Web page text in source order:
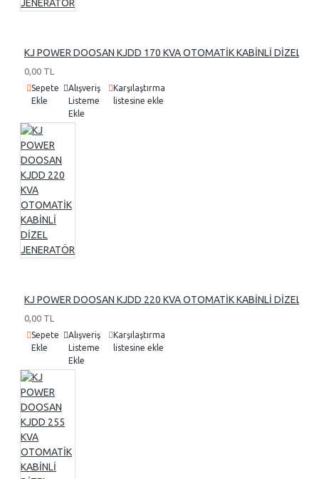
KJ POWER DOOSAN KJDD 170 KVA OTOMATİK KABİNLİ DİZEL
0,00 TL
Sepete
Ekle
Alışveriş
Listeme
Ekle
Karşılaştırma
listesine ekle
KJ POWER DOOSAN KJDD 220 KVA OTOMATİK KABİNLİ DİZEL
0,00 TL
Sepete
Ekle
Alışveriş
Listeme
Ekle
Karşılaştırma
listesine ekle